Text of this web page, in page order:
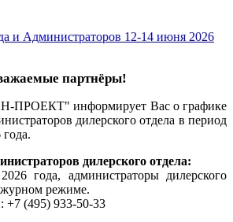
и Администраторов 12-14 июня 2026
партнёры!
ПРОЕКТ" информирует Вас о графике
дилерского отдела в период
дилерского отдела:
года, администраторы дилерского
режиме.
+7 (495) 933-50-33